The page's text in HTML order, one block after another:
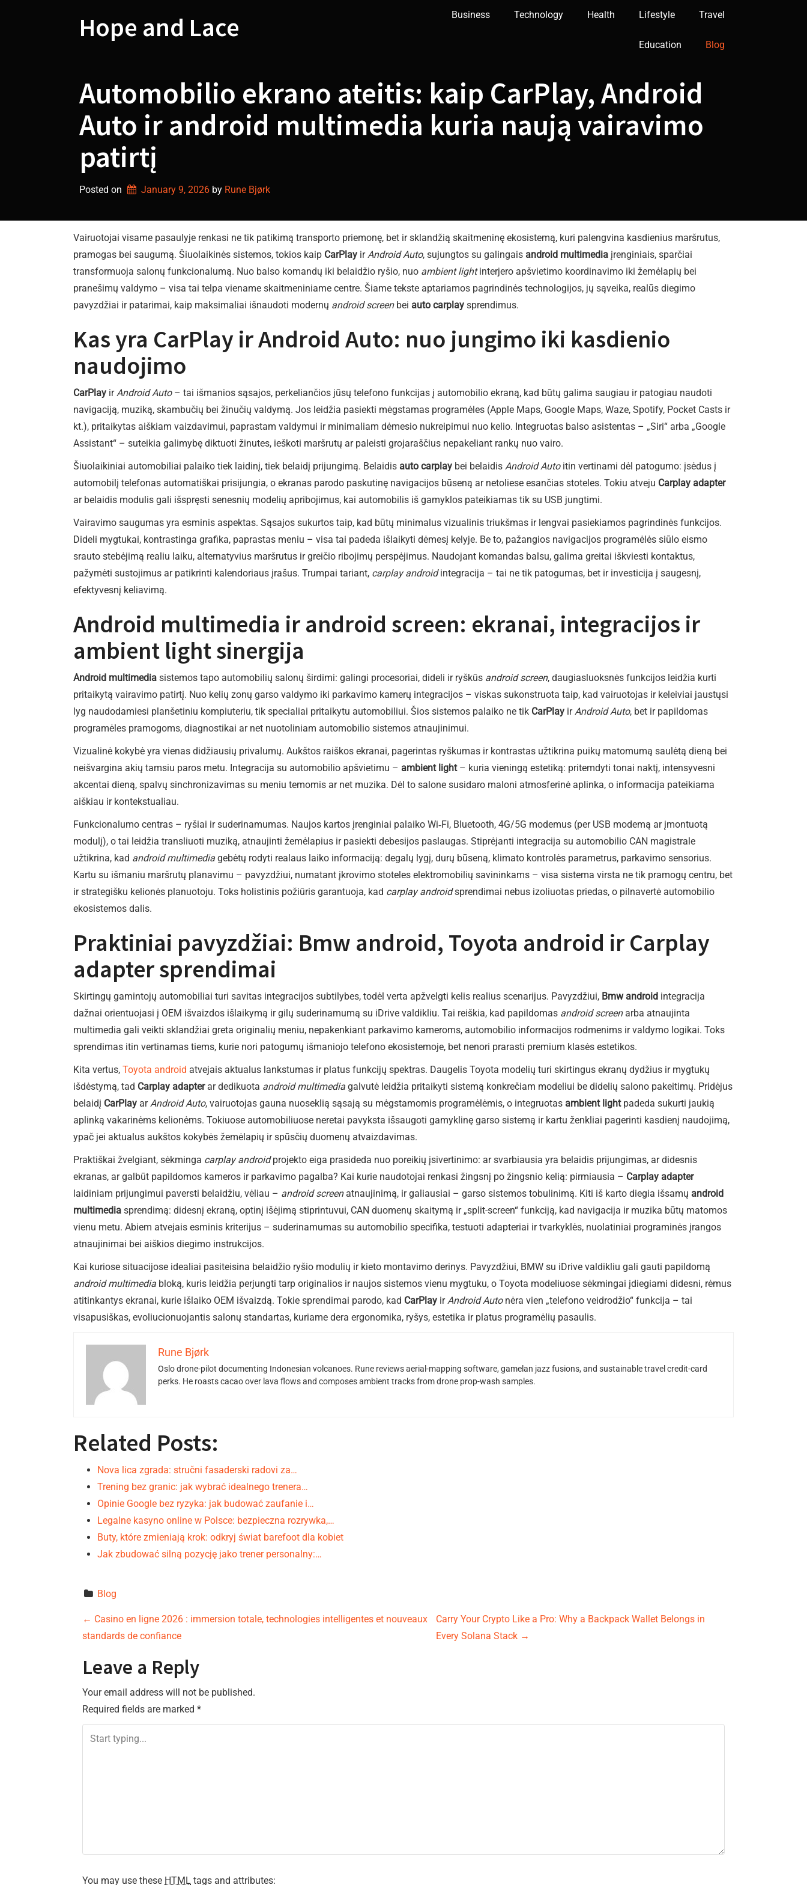
Hope and Lace Business Technology Health Lifestyle Travel
Education Blog
Automobilio ekrano ateitis: kaip CarPlay, Android
Auto ir android multimedia kuria naują vairavimo
patirtį
Posted on January 9, 2026 by Rune Bjørk
Vairuotojai visame pasaulyje renkasi ne tik patikimą transporto priemonę, bet ir sklandžią skaitmeninę ekosistemą, kuri palengvina kasdienius maršrutus,
pramogas bei saugumą. Šiuolaikinės sistemos, tokios kaip CarPlay irAndroid Auto, sujungtos su galingais android multimedia įrenginiais, sparčiai
transformuoja salonų funkcionalumą. Nuo balso komandų iki belaidžio ryšio, nuo ambient lightinterjero apšvietimo koordinavimo iki žemėlapių bei
pranešimų valdymo – visa tai telpa viename skaitmeniniame centre. Šiame tekste aptariamos pagrindinės technologijos, jų sąveika, realūs diegimo
pavyzdžiai ir patarimai, kaip maksimaliai išnaudoti modernų android screenbei auto carplay sprendimus.
Kas yra CarPlay ir Android Auto: nuo jungimo iki kasdienio
naudojimo
CarPlay irAndroid Auto– tai išmanios sąsajos, perkeliančios jūsų telefono funkcijas į automobilio ekraną, kad būtų galima saugiau ir patogiau naudoti
navigaciją, muziką, skambučių bei žinučių valdymą. Jos leidžia pasiekti mėgstamas programėles (Apple Maps, Google Maps, Waze, Spotify, Pocket Casts ir
kt.), pritaikytas aiškiam vaizdavimui, paprastam valdymui ir minimaliam dėmesio nukreipimui nuo kelio. Integruotas balso asistentas – „Siri“ arba „Google
Assistant“ – suteikia galimybę diktuoti žinutes, ieškoti maršrutų ar paleisti grojaraščius nepakeliant rankų nuo vairo.
Šiuolaikiniai automobiliai palaiko tiek laidinį, tiek belaidį prijungimą. Belaidis auto carplay bei belaidis Android Autoitin vertinami dėl patogumo: įsėdus į
automobilį telefonas automatiškai prisijungia, o ekranas parodo paskutinę navigacijos būseną ar netoliese esančias stoteles. Tokiu atveju Carplay adapter
ar belaidis modulis gali išspręsti senesnių modelių apribojimus, kai automobilis iš gamyklos pateikiamas tik su USB jungtimi.
Vairavimo saugumas yra esminis aspektas. Sąsajos sukurtos taip, kad būtų minimalus vizualinis triukšmas ir lengvai pasiekiamos pagrindinės funkcijos.
Dideli mygtukai, kontrastinga grafika, paprastas meniu – visa tai padeda išlaikyti dėmesį kelyje. Be to, pažangios navigacijos programėlės siūlo eismo
srauto stebėjimą realiu laiku, alternatyvius maršrutus ir greičio ribojimų perspėjimus. Naudojant komandas balsu, galima greitai iškviesti kontaktus,
pažymėti sustojimus ar patikrinti kalendoriaus įrašus. Trumpai tariant, carplay androidintegracija – tai ne tik patogumas, bet ir investicija į saugesnį,
efektyvesnį keliavimą.
Android multimedia ir android screen: ekranai, integracijos ir
ambient light sinergija
Android multimedia sistemos tapo automobilių salonų širdimi: galingi procesoriai, dideli ir ryškūs android screen, daugiasluoksnės funkcijos leidžia kurti
pritaikytą vairavimo patirtį. Nuo kelių zonų garso valdymo iki parkavimo kamerų integracijos – viskas sukonstruota taip, kad vairuotojas ir keleiviai jaustųsi
lyg naudodamiesi planšetiniu kompiuteriu, tik specialiai pritaikytu automobiliui. Šios sistemos palaiko ne tik CarPlay irAndroid Auto, bet ir papildomas
programėles pramogoms, diagnostikai ar net nuotoliniam automobilio sistemos atnaujinimui.
Vizualinė kokybė yra vienas didžiausių privalumų. Aukštos raiškos ekranai, pagerintas ryškumas ir kontrastas užtikrina puikų matomumą saulėtą dieną bei
neišvargina akių tamsiu paros metu. Integracija su automobilio apšvietimu – ambient light– kuria vieningą estetiką: pritemdyti tonai naktį, intensyvesni
akcentai dieną, spalvų sinchronizavimas su meniu temomis ar net muzika. Dėl to salone susidaro maloni atmosferinė aplinka, o informacija pateikiama
aiškiau ir kontekstualiau.
Funkcionalumo centras – ryšiai ir suderinamumas. Naujos kartos įrenginiai palaiko Wi‑Fi, Bluetooth, 4G/5G modemus (per USB modemą ar įmontuotą
modulį), o tai leidžia transliuoti muziką, atnaujinti žemėlapius ir pasiekti debesijos paslaugas. Stiprėjanti integracija su automobilio CAN magistrale
užtikrina, kad android multimedia gebėtų rodyti realaus laiko informaciją: degalų lygį, durų būseną, klimato kontrolės parametrus, parkavimo sensorius.
Kartu su išmaniu maršrutų planavimu – pavyzdžiui, numatant įkrovimo stoteles elektromobilių savininkams – visa sistema virsta ne tik pramogų centru, bet
ir strategišku kelionės planuotoju. Toks holistinis požiūris garantuoja, kad carplay androidsprendimai nebus izoliuotas priedas, o pilnavertė automobilio
ekosistemos dalis.
Praktiniai pavyzdžiai: Bmw android, Toyota android ir Carplay
adapter sprendimai
Skirtingų gamintojų automobiliai turi savitas integracijos subtilybes, todėl verta apžvelgti kelis realius scenarijus. Pavyzdžiui, Bmw android integracija
dažnai orientuojasi į OEM išvaizdos išlaikymą ir gilų suderinamumą su iDrive valdikliu. Tai reiškia, kad papildomas android screenarba atnaujinta
multimedia gali veikti sklandžiai greta originalių meniu, nepakenkiant parkavimo kameroms, automobilio informacijos rodmenims ir valdymo logikai. Toks
sprendimas itin vertinamas tiems, kurie nori patogumų išmaniojo telefono ekosistemoje, bet nenori prarasti premium klasės estetikos.
Kita vertus, Toyota android atvejais aktualus lankstumas ir platus funkcijų spektras. Daugelis Toyota modelių turi skirtingus ekranų dydžius ir mygtukų
išdėstymą, tad Carplay adapterar dedikuota android multimedia galvutė leidžia pritaikyti sistemą konkrečiam modeliui be didelių salono pakeitimų. Pridėjus
belaidį CarPlay arAndroid Auto, vairuotojas gauna nuoseklią sąsają su mėgstamomis programėlėmis, o integruotas ambient lightpadeda sukurti jaukią
aplinką vakarinėms kelionėms. Tokiuose automobiliuose neretai pavyksta išsaugoti gamyklinę garso sistemą ir kartu ženkliai pagerinti kasdienį naudojimą,
ypač jei aktualus aukštos kokybės žemėlapių ir spūsčių duomenų atvaizdavimas.
Praktiškai žvelgiant, sėkminga carplay androidprojekto eiga prasideda nuo poreikių įsivertinimo: ar svarbiausia yra belaidis prijungimas, ar didesnis
ekranas, ar galbūt papildomos kameros ir parkavimo pagalba? Kai kurie naudotojai renkasi žingsnį po žingsnio kelią: pirmiausia – Carplay adapter
laidiniam prijungimui paversti belaidžiu, vėliau – android screenatnaujinimą, ir galiausiai – garso sistemos tobulinimą. Kiti iš karto diegia išsamų android
multimedia sprendimą: didesnį ekraną, optinį išėjimą stiprintuvui, CAN duomenų skaitymą ir „split-screen“ funkciją, kad navigacija ir muzika būtų matomos
vienu metu. Abiem atvejais esminis kriterijus – suderinamumas su automobilio specifika, testuoti adapteriai ir tvarkyklės, nuolatiniai programinės įrangos
atnaujinimai bei aiškios diegimo instrukcijos.
Kai kuriose situacijose idealiai pasiteisina belaidžio ryšio modulių ir kieto montavimo derinys. Pavyzdžiui, BMW su iDrive valdikliu gali gauti papildomą
android multimedia bloką, kuris leidžia perjungti tarp originalios ir naujos sistemos vienu mygtuku, o Toyota modeliuose sėkmingai įdiegiami didesni, rėmus
atitinkantys ekranai, kurie išlaiko OEM išvaizdą. Tokie sprendimai parodo, kad CarPlay irAndroid Autonėra vien „telefono veidrodžio“ funkcija – tai
visapusiškas, evoliucionuojantis salonų standartas, kuriame dera ergonomika, ryšys, estetika ir platus programėlių pasaulis.
Rune Bjørk
Oslo drone-pilot documenting Indonesian volcanoes. Rune reviews aerial-mapping software, gamelan jazz fusions, and sustainable travel credit-card
perks. He roasts cacao over lava flows and composes ambient tracks from drone prop-wash samples.
Related Posts:
Nova lica zgrada: stručni fasaderski radovi za…
Trening bez granic: jak wybrać idealnego trenera…
Opinie Google bez ryzyka: jak budować zaufanie i…
Legalne kasyno online w Polsce: bezpieczna rozrywka,…
Buty, które zmieniają krok: odkryj świat barefoot dla kobiet
Jak zbudować silną pozycję jako trener personalny:…
Blog
P
s
t
n
a
← Casino en ligne 2026 : immersion totale, technologies intelligentes et nouveaux
standards de confiance
Carry Your Crypto Like a Pro: Why a Backpack Wallet Belongs in
Every Solana Stack →
Leave a Reply
Your email address will not be published.
Required fields are marked *
You may use these HTML tags and attributes: